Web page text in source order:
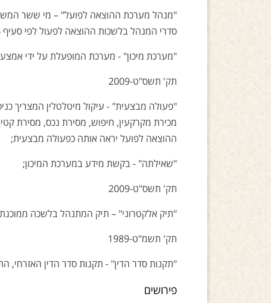
"מנהל מערכת ההוצאה לפועל" – מי ששר
סדרי המנהל בלשכות ההוצאה לפעול לפי סעיף 4(ב) לחוק;
"מערכת מיכון" - מערכת המופעלת על ידי
תק' תשס"ט-2009
"פעולה מבצעית" - עיקול מיטלטלין המצריך
מכירת מקרקעין, חיפוש, מסירת נכס, מסירת
ההוצאה לפועל יראה אותה כפעולה מבצעית;
"שאילתה" - בקשת מידע במערכת המיכון;
תק' תשס"ט-2009
"תיק אלקטרוני" – תיק המתנהל בלשכה
תק' תשמ"ט-1989
"תקנות סדר הדין" - תקנות סדר הדין האזרחי,
פירושים